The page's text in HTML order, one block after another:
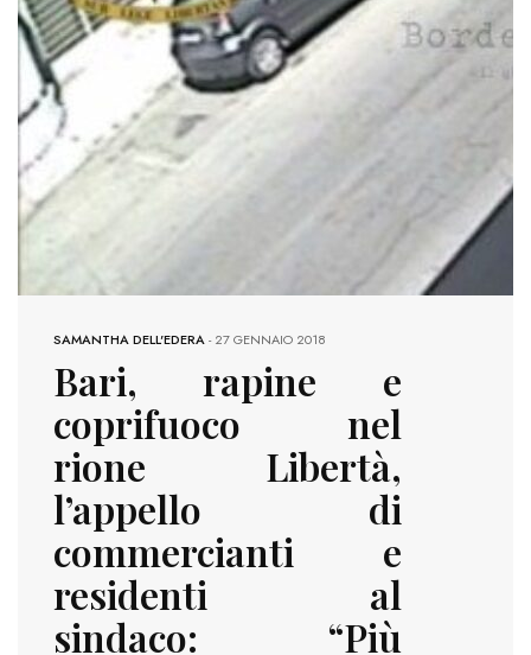
SAMANTHA DELL'EDERA-27 GENNAIO 2018
Bari, rapine e
coprifuoco nel
rione Libertà,
l’appello di
commercianti e
residenti al
sindaco: “Più